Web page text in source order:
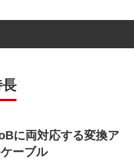
に両対応する変換ア
ーブル